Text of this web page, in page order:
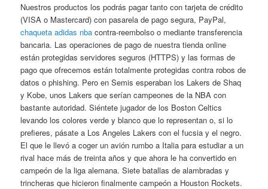
Nuestros productos los podrás pagar tanto con tarjeta de crédito
(VISA o Mastercard) con pasarela de pago segura, PayPal,
chaqueta adidas nba contra-reembolso o mediante transferencia
bancaria. Las operaciones de pago de nuestra tienda online
están protegidas servidores seguros (HTTPS) y las formas de
pago que ofrecemos están totalmente protegidas contra robos de
datos o phishing. Pero en Semis esperaban los Lakers de Shaq
y Kobe, unos Lakers que serían campeones de la NBA con
bastante autoridad. Siéntete jugador de los Boston Celtics
levando los colores verde y blanco que lo representan o, si lo
prefieres, pásate a Los Angeles Lakers con el fucsia y el negro.
El que le llevó a coger un avión rumbo a Italia para estudiar a un
rival hace más de treinta años y que ahora le ha convertido en
campeón de la liga alemana. Siete batallas de alambradas y
trincheras que hicieron finalmente campeón a Houston Rockets.